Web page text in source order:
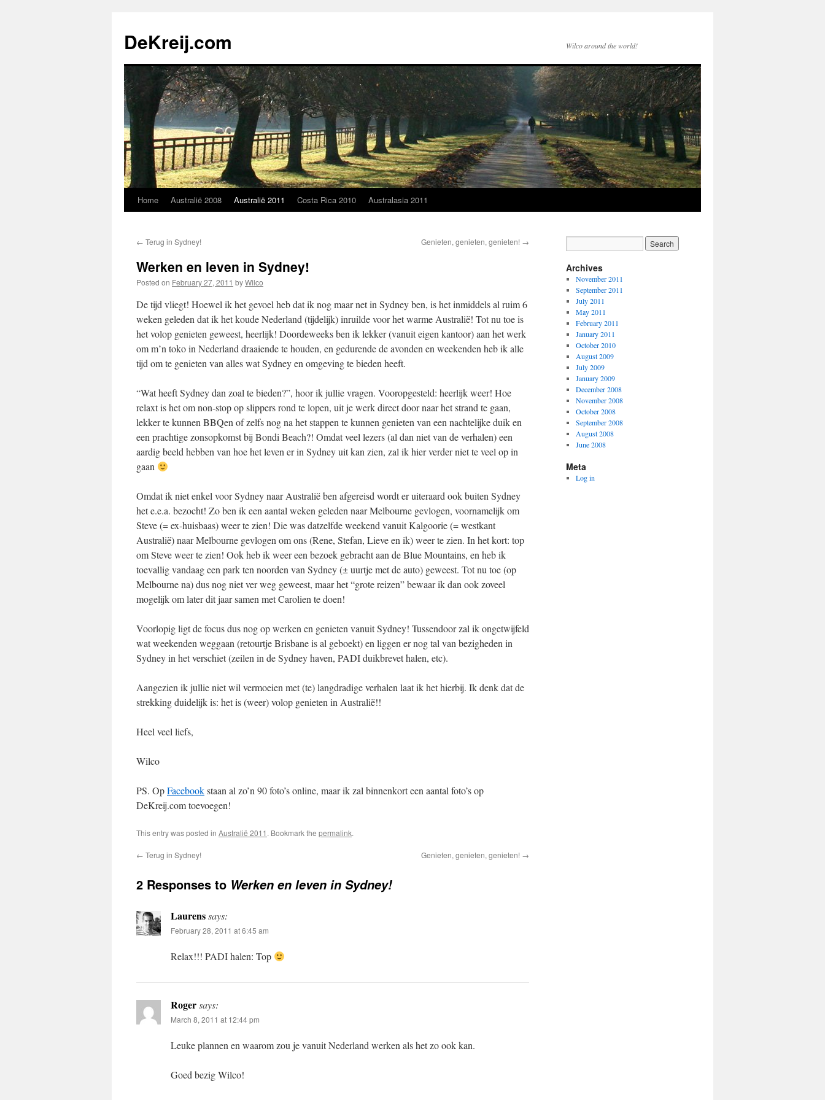
content
DeKreij.com Wilco around the world!
Home Australië 2008 Australië 2011 Costa Rica 2010 Australasia 2011
← Terug in Sydney! Genieten, genieten, genieten! →
Werken en leven in Sydney!
Posted on February 27, 2011 byWilco
De tijd vliegt! Hoewel ik het gevoel heb dat ik nog maar net in Sydney ben, is het inmiddels al ruim 6
weken geleden dat ik het koude Nederland (tijdelijk) inruilde voor het warme Australië! Tot nu toe is
het volop genieten geweest, heerlijk! Doordeweeks ben ik lekker (vanuit eigen kantoor) aan het werk
om m’n toko in Nederland draaiende te houden, en gedurende de avonden en weekenden heb ik alle
tijd om te genieten van alles wat Sydney en omgeving te bieden heeft.
“Wat heeft Sydney dan zoal te bieden?”, hoor ik jullie vragen. Vooropgesteld: heerlijk weer! Hoe
relaxt is het om non-stop op slippers rond te lopen, uit je werk direct door naar het strand te gaan,
lekker te kunnen BBQen of zelfs nog na het stappen te kunnen genieten van een nachtelijke duik en
een prachtige zonsopkomst bij Bondi Beach?! Omdat veel lezers (al dan niet van de verhalen) een
aardig beeld hebben van hoe het leven er in Sydney uit kan zien, zal ik hier verder niet te veel op in
gaan
Omdat ik niet enkel voor Sydney naar Australië ben afgereisd wordt er uiteraard ook buiten Sydney
het e.e.a. bezocht! Zo ben ik een aantal weken geleden naar Melbourne gevlogen, voornamelijk om
Steve (= ex-huisbaas) weer te zien! Die was datzelfde weekend vanuit Kalgoorie (= westkant
Australië) naar Melbourne gevlogen om ons (Rene, Stefan, Lieve en ik) weer te zien. In het kort: top
om Steve weer te zien! Ook heb ik weer een bezoek gebracht aan de Blue Mountains, en heb ik
toevallig vandaag een park ten noorden van Sydney (± uurtje met de auto) geweest. Tot nu toe (op
Melbourne na) dus nog niet ver weg geweest, maar het “grote reizen” bewaar ik dan ook zoveel
mogelijk om later dit jaar samen met Carolien te doen!
Voorlopig ligt de focus dus nog op werken en genieten vanuit Sydney! Tussendoor zal ik ongetwijfeld
wat weekenden weggaan (retourtje Brisbane is al geboekt) en liggen er nog tal van bezigheden in
Sydney in het verschiet (zeilen in de Sydney haven, PADI duikbrevet halen, etc).
Aangezien ik jullie niet wil vermoeien met (te) langdradige verhalen laat ik het hierbij. Ik denk dat de
strekking duidelijk is: het is (weer) volop genieten in Australië!!
Heel veel liefs,
Wilco
PS. OpFacebookstaan al zo’n 90 foto’s online, maar ik zal binnenkort een aantal foto’s op
DeKreij.com toevoegen!
This entry was posted in Australië 2011 . Bookmark the permalink.
← Terug in Sydney! Genieten, genieten, genieten! →
2 Responses to Werken en leven in Sydney!
Laurenssays:
February 28, 2011 at 6:45 am
Relax!!! PADI halen: Top
Rogersays:
March 8, 2011 at 12:44 pm
Leuke plannen en waarom zou je vanuit Nederland werken als het zo ook kan.
Goed bezig Wilco!
Archives
November 2011
September 2011
July 2011
May 2011
February 2011
January 2011
October 2010
August 2009
July 2009
January 2009
December 2008
November 2008
October 2008
September 2008
August 2008
June 2008
Meta
Log in